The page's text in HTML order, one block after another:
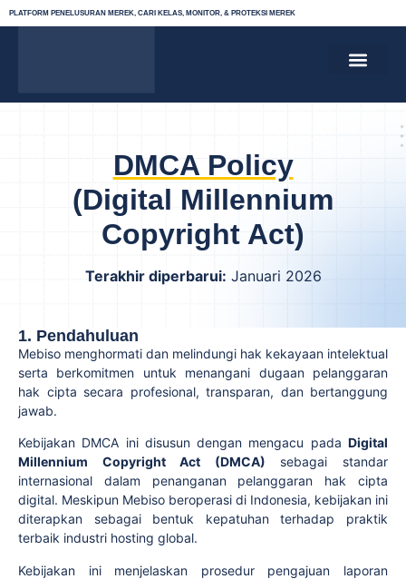
PLATFORM PENELUSURAN MEREK, CARI KELAS, MONITOR, & PROTEKSI MEREK
DMCA Policy
(Digital Millennium
Copyright Act)
Terakhir diperbarui: Januari 2026
1. Pendahuluan
Mebiso menghormati dan melindungi hak kekayaan intelektual
serta berkomitmen untuk menangani dugaan pelanggaran
hak cipta secara profesional, transparan, dan bertanggung
jawab.
Kebijakan DMCA ini disusun dengan mengacu pada Digital
Millennium Copyright Act (DMCA) sebagai standar
internasional dalam penanganan pelanggaran hak cipta
digital. Meskipun Mebiso beroperasi di Indonesia, kebijakan ini
diterapkan sebagai bentuk kepatuhan terhadap praktik
terbaik industri hosting global.
Kebijakan ini menjelaskan prosedur pengajuan laporan